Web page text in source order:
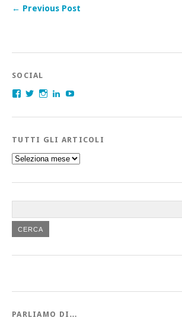
← Previous Post
SOCIAL
Facebook
Twitter
Instagram
LinkedIn
YouTube
TUTTI GLI ARTICOLI
Tutti
gli
PARLIAMO DI…